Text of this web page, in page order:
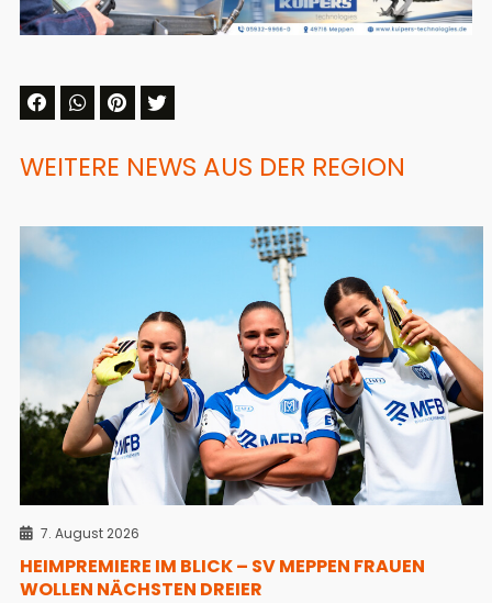
WEITERE NEWS AUS DER REGION
7. August 2026
HEIMPREMIERE IM BLICK – SV MEPPEN FRAUEN
WOLLEN NÄCHSTEN DREIER